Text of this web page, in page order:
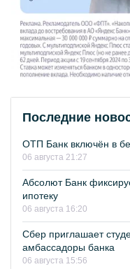
Последние
ОТП Банк включён в
06 августа 21:27
Абсолют Банк
ипотеку
06 августа 16:20
Сбер приглашает
амбассадоры банка
06 августа 15:56